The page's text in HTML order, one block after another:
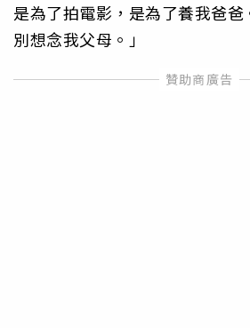
是為了拍電影，是為了養我爸
別想念我父母。」